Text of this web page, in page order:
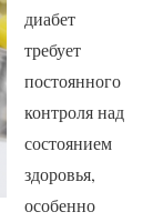
диабет
требует
постоянного
контроля над
состоянием
здоровья,
особенно